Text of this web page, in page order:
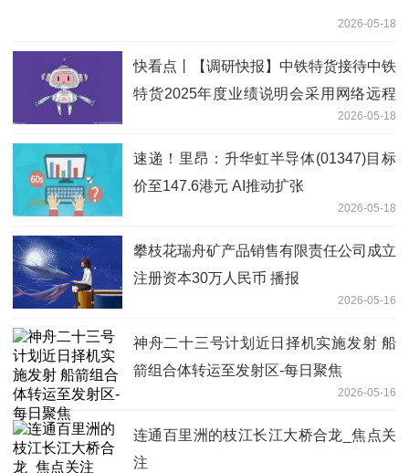
2026-05-18
快看点丨【调研快报】中铁特货接待中铁
特货2025年度业绩说明会采用网络远程
2026-05-18
速递！里昂：升华虹半导体(01347)目标
价至147.6港元 AI推动扩张
2026-05-18
攀枝花瑞舟矿产品销售有限责任公司成立
注册资本30万人民币 播报
2026-05-16
神舟二十三号计划近日择机实施发射 船
箭组合体转运至发射区-每日聚焦
2026-05-16
连通百里洲的枝江长江大桥合龙_焦点关
注